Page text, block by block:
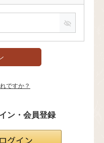
ですか？
ン・会員登録